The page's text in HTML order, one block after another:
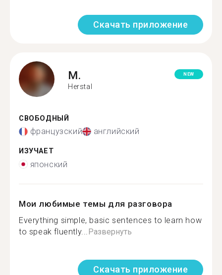
Скачать приложение
M.
Herstal
NEW
СВОБОДНЫЙ
французский английский
ИЗУЧАЕТ
японский
Мои любимые темы для разговора
Everything simple, basic sentences to learn how
to speak fluently... Развернуть
Скачать приложение